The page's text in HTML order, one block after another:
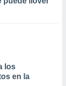
los
en la